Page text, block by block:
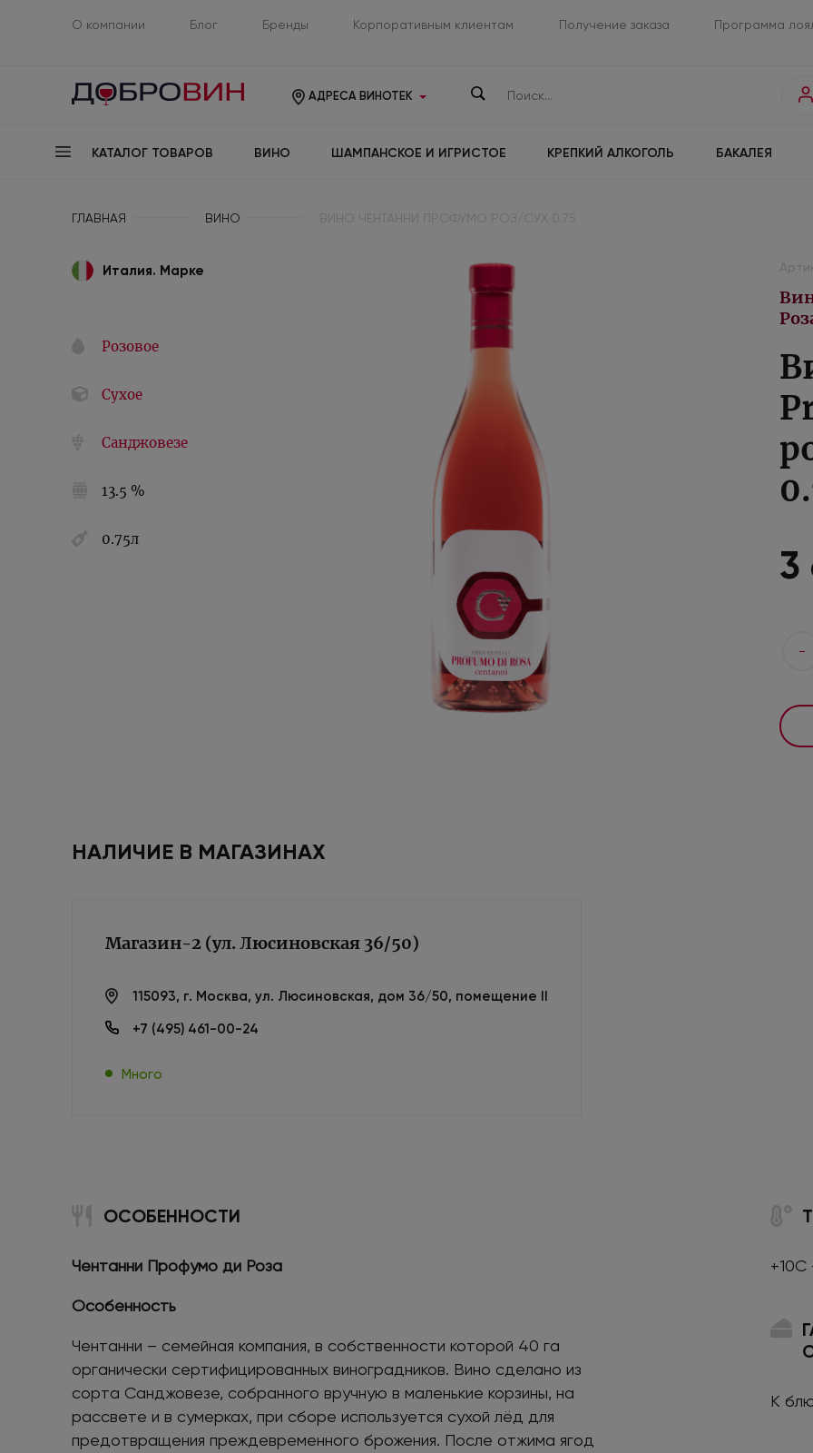
О компании Блог Бренды Корпоративным клиентам Получение заказа Программа
АДРЕСА ВИНОТЕК
КАТАЛОГ ТОВАРОВ ВИНО ШАМПАНСКОЕ И ИГРИСТОЕ КРЕПКИЙ АЛКОГОЛЬ БАКАЛЕЯ
ГЛАВНАЯ ВИНО
Италия. Марке
Розовое
Сухое
Санджовезе
13.5 %
0.75л
3
-
НАЛИЧИЕ В МАГАЗИНАХ
Магазин-2 (ул. Люсиновская 36/50)
115093, г. Москва, ул. Люсиновская, дом 36/50, помещение II
+7 (495) 461-00-24
Много
ОСОБЕННОСТИ
Чентанни Профумо ди Роза
Особенность
Чентанни – семейная компания, в собственности которой 40 га
органически сертифицированных виноградников. Вино сделано из
сорта Санджовезе, собранного вручную в маленькие корзины, на
рассвете и в сумерках, при сборе используется сухой лёд для
предотвращения преждевременного брожения. После отжима ягод
+10С
К